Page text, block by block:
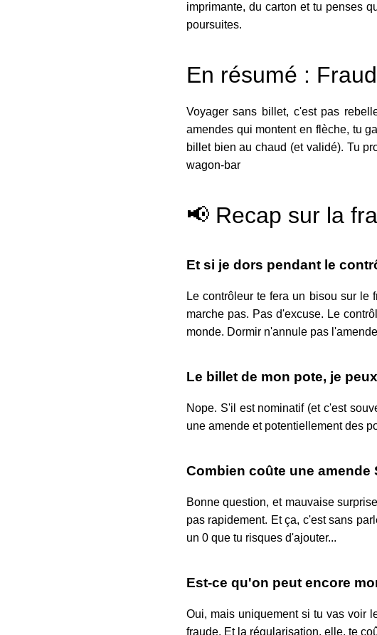
imprimante, du carton et tu penses
poursuites.
En résumé :
Voyager sans billet, c'est pas
amendes qui montent en flèche, tu
billet bien au chaud (et validé). Tu
wagon-bar
📢 Recap sur la
Et si je dors pendant le
Le contrôleur te fera un bisou sur
marche pas. Pas d'excuse. Le
monde. Dormir n'annule pas
Le billet de mon pote, je
Nope. S'il est nominatif (et c'est
une amende et potentiellement des
Combien coûte une amende
Bonne question, et mauvaise
pas rapidement. Et ça, c'est sans
un 0 que tu risques d'ajouter...
Est-ce qu'on peut encore
Oui, mais uniquement si tu vas voir
fraude. Et la régularisation, elle, te